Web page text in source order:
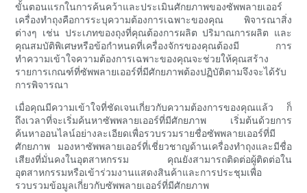
ขั้นตอนแรกในการค้นคว้าและประเมินศักยภาพของซัพพลายเออร์
เครื่องทำถุงคือการระบุความต้องการเฉพาะของคุณ พิจารณาสิ่ง
ต่างๆ เช่น ประเภทของถุงที่คุณต้องการผลิต ปริมาณการผลิต และ
คุณสมบัติพิเศษหรือข้อกำหนดที่เครื่องจักรของคุณต้องมี การ
ทำความเข้าใจความต้องการเฉพาะของคุณจะช่วยให้คุณสร้าง
รายการเกณฑ์ที่ซัพพลายเออร์ที่มีศักยภาพต้องปฏิบัติตามจึงจะได้รับ
การพิจารณา
เมื่อคุณมีความเข้าใจที่ชัดเจนเกี่ยวกับความต้องการของคุณแล้ว ก็
ถึงเวลาที่จะเริ่มค้นหาซัพพลายเออร์ที่มีศักยภาพ เริ่มต้นด้วยการ
ค้นหาออนไลน์อย่างละเอียดเพื่อรวบรวมรายชื่อซัพพลายเออร์ที่มี
ศักยภาพ มองหาซัพพลายเออร์ที่เชี่ยวชาญด้านเครื่องทำถุงและมีชื่อ
เสียงที่มั่นคงในอุตสาหกรรม คุณยังสามารถติดต่อผู้ติดต่อใน
อุตสาหกรรมหรือเข้าร่วมงานแสดงสินค้าและการประชุมเพื่อ
รวบรวมข้อมูลเกี่ยวกับซัพพลายเออร์ที่มีศักยภาพ